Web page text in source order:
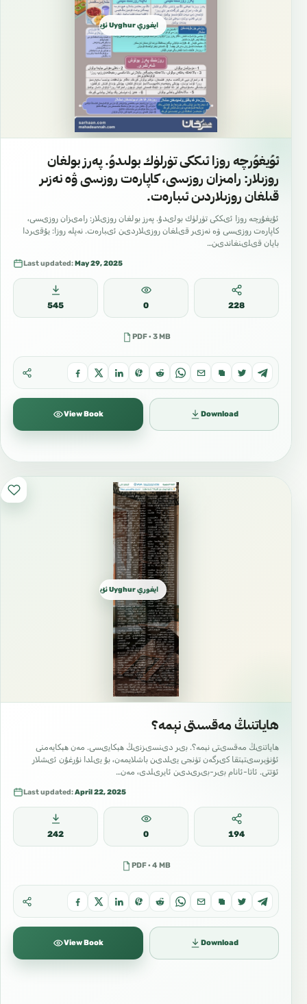
ايغوري Uyghur ئۇيغۇرچە
ئۇيغۇرچە روزا ئىككى تۈرلۈك بولىدۇ. پەرز بولغان
روزىلار: رامىزان روزىسى، كاپارەت روزىسى ۋە نەزىر
قىلغان روزىلاردىن ئىبارەت.
ئۇيغۇرچە روزا ئىككى تۈرلۈك بولىدۇ. پەرز بولغان روزىلار: رامىزان روزىسى،
كاپارەت روزىسى ۋە نەزىر قىلغان روزىلاردىن ئىبارەت. نەپلە روزا: يۇقىردا
بايان قىلىنغاندىن…
Last updated:May 29, 2025
545 0 228
PDF · 3 MB
View Book Download
ايغوري Uyghur ئۇيغۇرچە
ھاياتنىڭ مەقسىتى نېمە؟
ھاياتنىڭ مەقسىتى نېمە؟. بىر دىنسىزنىڭ ھېكايىسى. مەن ھېكايەمنى
ئۇنۋېرسىتېتقا كىرگەن تۈنجى يىلدىن باشلايمەن، بۇ يىلدا نۇرغۇن ئىشلار
ئۆتتى. ئاتا-ئانام بىر-بىرىدىن ئايرىلدى، مەن…
Last updated:April 22, 2025
242 0 194
PDF · 4 MB
View Book Download